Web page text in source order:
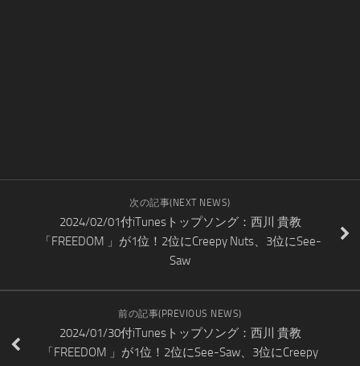
次の記事(NEXT NEWS)
2024/02/01付iTunesトップソング：西川 貴教
「FREEDOM 」が1位！2位にCreepy Nuts、3位にSee-
Saw
前の記事(PREVIOUS NEWS)
2024/01/30付iTunesトップソング：西川 貴教
「FREEDOM 」が1位！2位にSee-Saw、3位にCreepy